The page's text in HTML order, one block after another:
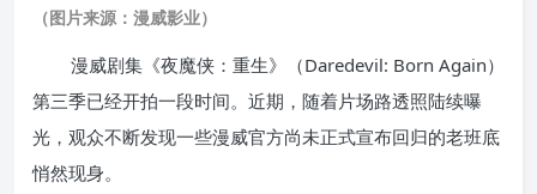
（图片来源：漫威影业）
漫威剧集《夜魔侠：重生》（Daredevil: Born Again）
第三季已经开拍一段时间。近期，随着片场路透照陆续曝
光，观众不断发现一些漫威官方尚未正式宣布回归的老班底
悄然现身。